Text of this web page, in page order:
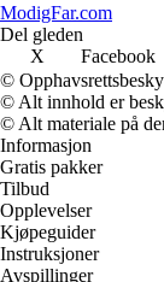
ModigFar.com
Del gleden
X
Facebook
©
© Alt innhold er
© Alt materiale på
Informasjon
Gratis pakker
Tilbud
Opplevelser
Kjøpeguider
Instruksjoner
Avspillinger